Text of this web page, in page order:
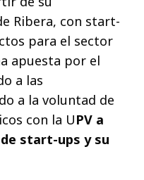
Ribera, con start-
para el sector
apuesta por el
a las
a la voluntad de
con la UPV a
start-ups y su